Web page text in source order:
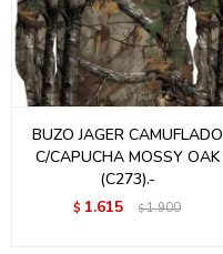
BUZO JAGER CAMUFLADO
C/CAPUCHA MOSSY OAK
(C273).-
$ 1.615 $1.900